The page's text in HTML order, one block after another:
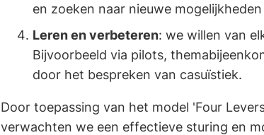
en zoeken naar nieuwe
Leren en verbeteren: we willen van
Bijvoorbeeld via pilots,
door het bespreken van casuïstiek.
Door toepassing van het model 'Four
verwachten we een effectieve sturing en